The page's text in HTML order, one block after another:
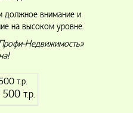
должное внимание и
на высоком уровне.
Недвижимость»
т.р.